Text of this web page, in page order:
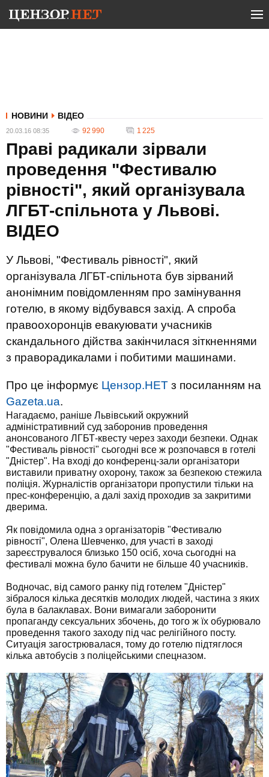
НОВИНИ ВІДЕО
20.03.16 08:35 92 990 1 225
Праві радикали зірвали
проведення "Фестивалю
рівності", який організувала
ЛГБТ-спільнота у Львові.
ВІДЕО
У Львові, "Фестиваль рівності", який
організувала ЛГБТ-спільнота був зірваний
анонімним повідомленням про замінування
готелю, в якому відбувався захід. А спроба
правоохоронців евакуювати учасників
скандального дійства закінчилася зіткненнями
з праворадикалами і побитими машинами.
Про це інформує Цензор.НЕТ з посиланням на
Gazeta.ua.
Нагадаємо, раніше Львівський окружний
адміністративний суд заборонив проведення
анонсованого ЛГБТ-квесту через заходи безпеки. Однак
"Фестиваль рівності" сьогодні все ж розпочався в готелі
"Дністер". На вході до конференц-зали організатори
виставили приватну охорону, також за безпекою стежила
поліція. Журналістів організатори пропустили тільки на
прес-конференцію, а далі захід проходив за закритими
дверима.
Як повідомила одна з організаторів "Фестивалю
рівності", Олена Шевченко, для участі в заході
зареєструвалося близько 150 осіб, хоча сьогодні на
фестивалі можна було бачити не більше 40 учасників.
Водночас, від самого ранку під готелем "Дністер"
зібралося кілька десятків молодих людей, частина з яких
була в балаклавах. Вони вимагали заборонити
пропаганду сексуальних збочень, до того ж їх обурювало
проведення такого заходу під час релігійного посту.
Ситуація загострювалася, тому до готелю підтяглося
кілька автобусів з поліцейськими спецназом.